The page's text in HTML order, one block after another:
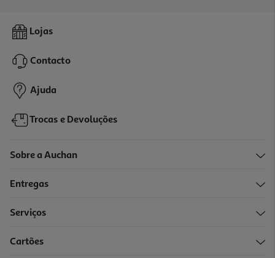
Lojas
Contacto
Ajuda
Trocas e Devoluções
Sobre a Auchan
Entregas
Serviços
Cartões